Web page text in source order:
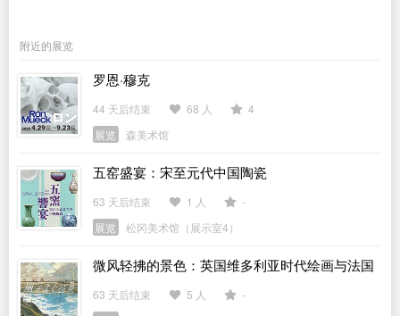
附近的展览
罗恩·穆克
44 天后结束 68 人
4
展览
森美术馆
五窑盛宴：宋至元代中国陶瓷
63 天后结束 1 人
-
展览
松冈美术馆（展示室4）
微风轻拂的景色：英国维多利亚时代绘画与法国
印象派
63 天后结束 5 人
-